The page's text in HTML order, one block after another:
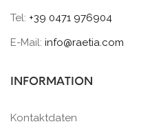
Tel: +39 0471 976904
E-Mail: info@raetia.com
INFORMATION
Kontaktdaten